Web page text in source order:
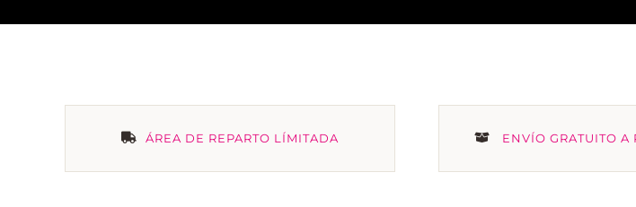
ÁREA DE REPARTO LÍMITADA ENVÍO GRATUITO A